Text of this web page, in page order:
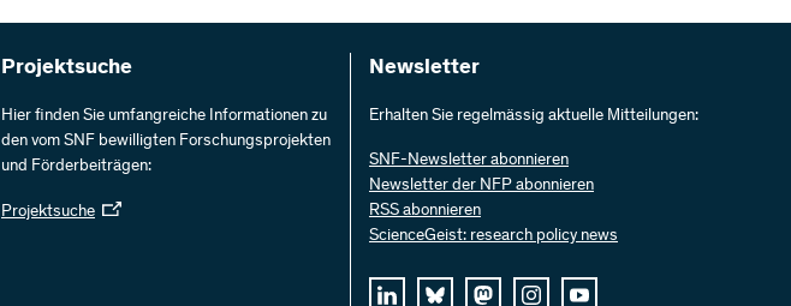
Projektsuche
Hier finden Sie umfangreiche Informationen zu
den vom SNF bewilligten Forschungsprojekten
und Förderbeiträgen:
Projektsuche
Newsletter
Erhalten Sie regelmässig aktuelle Mitteilungen:
SNF-Newsletter abonnieren
Newsletter der NFP abonnieren
RSS abonnieren
ScienceGeist: research policy news